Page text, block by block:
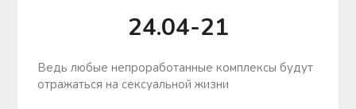
24.04-21
Ведь любые непроработанные комплексы будут
отражаться на сексуальной жизни